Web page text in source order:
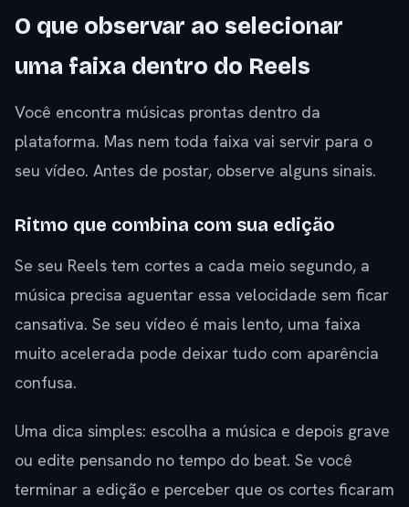
O que observar ao selecionar
uma faixa dentro do Reels
Você encontra músicas prontas dentro da
plataforma. Mas nem toda faixa vai servir para o
seu vídeo. Antes de postar, observe alguns sinais.
Ritmo que combina com sua edição
Se seu Reels tem cortes a cada meio segundo, a
música precisa aguentar essa velocidade sem ficar
cansativa. Se seu vídeo é mais lento, uma faixa
muito acelerada pode deixar tudo com aparência
confusa.
Uma dica simples: escolha a música e depois grave
ou edite pensando no tempo do beat. Se você
terminar a edição e perceber que os cortes ficaram